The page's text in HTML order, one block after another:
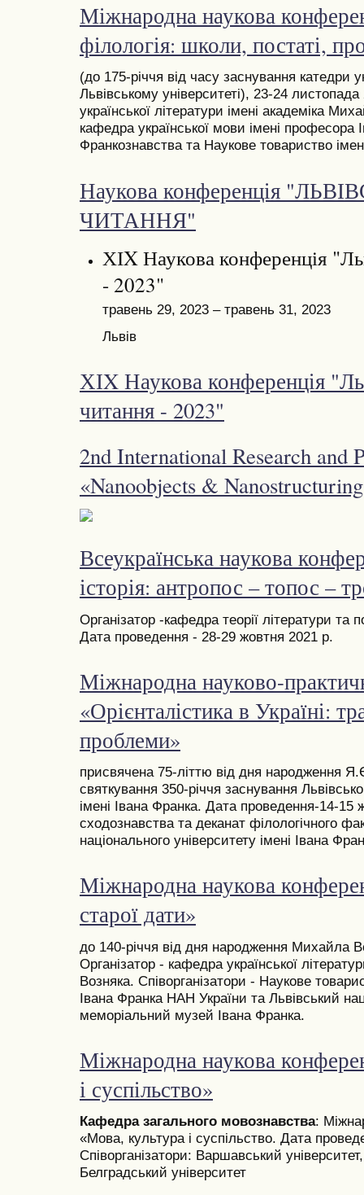
Міжнародна наукова
філологія: школи, постаті,
(до 175-річчя від часу заснування катедри
Львівському університеті), 23-24
української літератури імені академіка
кафедра української мови імені професора
Франкознавства та Наукове товариство
Наукова конференція
ЧИТАННЯ"
ХІX Наукова конференція
- 2023"
травень 29, 2023 – травень 31, 2023
Львів
ХІX Наукова конференція
читання - 2023"
2nd International Research and
«Nanoobjects &
Всеукраїнська наукова
історія: антропос – топос –
Організатор -кафедра теорії літератури та
Дата проведення - 28-29 жовтня 2021 р.
Міжнародна науково-
«Орієнталістика в Україні:
проблеми»
присвячена 75-літтю від дня народження
святкування 350-річчя заснування
імені Івана Франка. Дата проведення-14-15
сходознавства та деканат філологічного
національного університету імені Івана
Міжнародна наукова
старої дати»
до 140-річчя від дня народження Михайла
Організатор - кафедра української
Возняка. Співорганізатори - Наукове
Івана Франка НАН України та Львівський
меморіальний музей Івана Франка.
Міжнародна наукова
і суспільство»
Кафедра загального мовознавства:
«Мова, культура і суспільство. Дата
Співорганізатори: Варшавський
Белградський університет